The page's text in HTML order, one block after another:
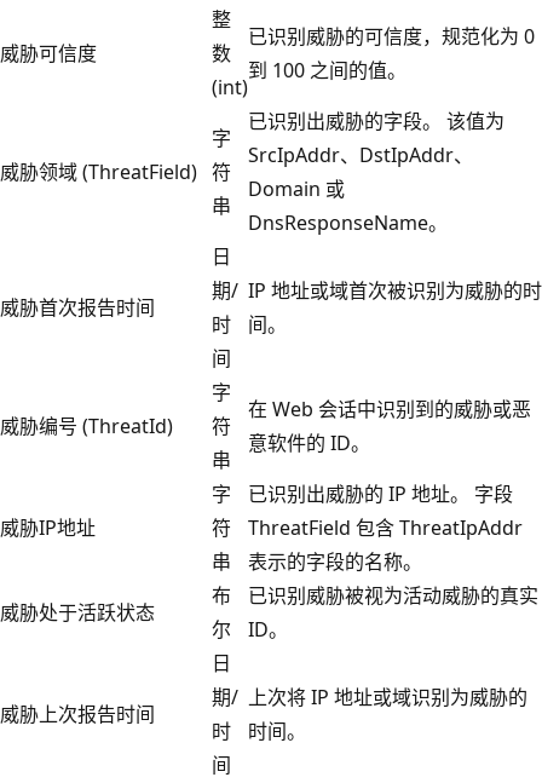
威胁可信度
整
数
(int)
已识别威胁的可信度，规范化为 0
到 100 之间的值。
威胁领域 (ThreatField)
字
符
串
已识别出威胁的字段。 该值为
SrcIpAddr、DstIpAddr、
Domain 或
DnsResponseName。
威胁首次报告时间
日
期/
时
间
IP 地址或域首次被识别为威胁的时
间。
威胁编号 (ThreatId)
字
符
串
在 Web 会话中识别到的威胁或恶
意软件的 ID。
威胁IP地址
字
符
串
已识别出威胁的 IP 地址。 字段
ThreatField 包含 ThreatIpAddr
表示的字段的名称。
威胁处于活跃状态
布
尔
已识别威胁被视为活动威胁的真实
ID。
威胁上次报告时间
日
期/
时
间
上次将 IP 地址或域识别为威胁的
时间。